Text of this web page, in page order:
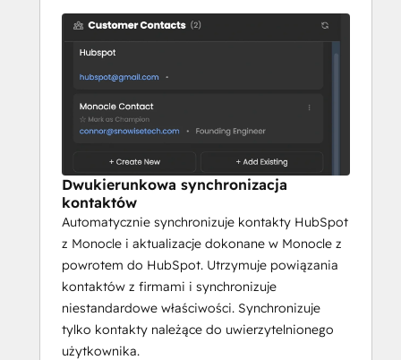
zapewniając jednocześnie inteligentną
warstwę do wykonania.
proaktywnych wskazówek
nawigacyjnych i raportach. Monocle
zapewnia
Kontekst oparty na sztucznej inteligencji
bezpośrednio do przepływu pracy -
zautomatyzowane przygotowanie
spotkania zsynchronizowane z
kalendarzem,
inteligentne oceny kondycji i sterowane
przepływy pracy dla onboardingu, QBR i
Dwukierunkowa synchronizacja
kontaktów
Automatycznie synchronizuje kontakty HubSpot
z Monocle i aktualizacje dokonane w Monocle z
powrotem do HubSpot. Utrzymuje powiązania
kontaktów z firmami i synchronizuje
niestandardowe właściwości. Synchronizuje
tylko kontakty należące do uwierzytelnionego
użytkownika.